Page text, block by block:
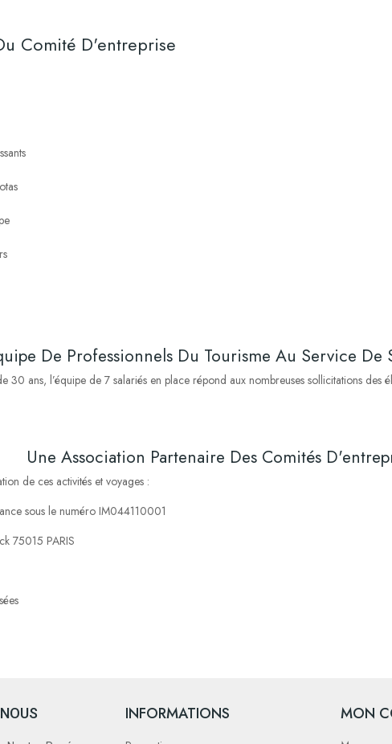
Comité D'entreprise
De Professionnels Du Tourisme Au Service De
ans, l’équipe de 7 salariés en place répond aux nombreuses sollicitations des
Une Association Partenaire Des Comités
de ces activités et voyages :
sous le numéro IM044110001
75015 PARIS
INFORMATIONS MON